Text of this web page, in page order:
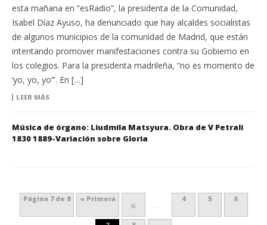
esta mañana en “esRadio”, la presidenta de la Comunidad,
Isabel Díaz Ayuso, ha denunciado que hay alcaldes socialistas
de algunos municipios de la comunidad de Madrid, que están
intentando promover manifestaciones contra su Gobierno en
los colegios. Para la presidenta madrileña, “no es momento de
‘yo, yo, yo’”. En […]
LEER MÁS
Música de órgano: Liudmila Matsyura. Obra de V Petrali
1830 1889-Variación sobre Gloria
Página 7 de 8 « Primera « 4 5 6